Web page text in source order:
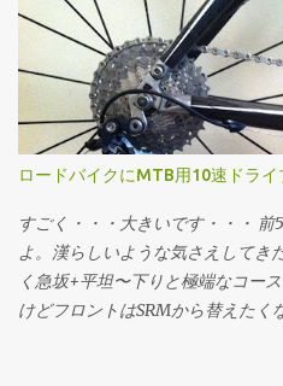
準偏差は0.23828524。グラフの横
偏差±1〜3でタイムと、タイムか
をマーキングしてます。パワーウ
61[kg] バイク: 7.5[kg] 装備: 2[kg]
数: 0.0045 空気抵抗係数: 0.3299 (
レーサー(笑)」を想定し、現地で
上で、走行抵抗・加速度・大気密
ーションで求めています。平たく
ジンです。 全3634サンプルのう
差-3の区間である43〜55分の間に
55〜70分の間に206人 (5.6%) 標準
ロードバイクにMTB用10速ドラ
すごく・・・大きいです・・・
よ。漢らしいような気さえしてき
く急坂+平坦〜下りと極端なコー
けどフロントはSRMから替えたく